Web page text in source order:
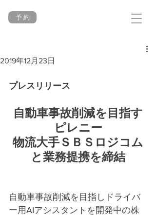
予 約
2019年12月23日
プレスリリース
自動車事故削減を目指す
ピレニー
物流大手ＳＢＳロジコム
と業務提携を締結
自動車事故削減を目指しドライバ
ー用AIアシスタントを開発中の株